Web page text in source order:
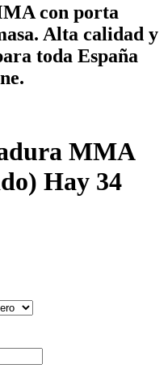
con porta
Alta calidad y
toda España
MMA
Hay 34